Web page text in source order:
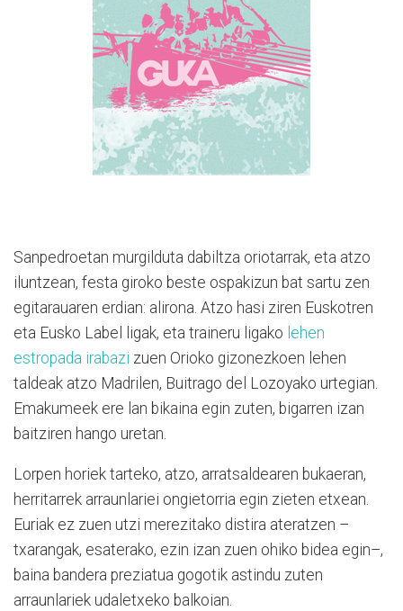
Sanpedroetan murgilduta dabiltza oriotarrak, eta atzo
iluntzean, festa giroko beste ospakizun bat sartu zen
egitarauaren erdian: alirona. Atzo hasi ziren Euskotren
eta Eusko Label ligak, eta traineru ligako lehen
estropada irabazi zuen Orioko gizonezkoen lehen
taldeak atzo Madrilen, Buitrago del Lozoyako urtegian.
Emakumeek ere lan bikaina egin zuten, bigarren izan
baitziren hango uretan.
Lorpen horiek tarteko, atzo, arratsaldearen bukaeran,
herritarrek arraunlariei ongietorria egin zieten etxean.
Euriak ez zuen utzi merezitako distira ateratzen –
txarangak, esaterako, ezin izan zuen ohiko bidea egin–,
baina bandera preziatua gogotik astindu zuten
arraunlariek udaletxeko balkoian.